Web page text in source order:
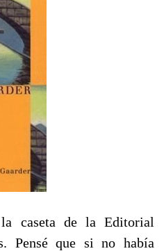
caseta de la Editorial
Pensé que si no había